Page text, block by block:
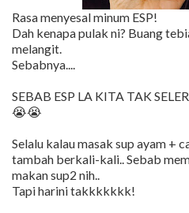
Rasa menyesal minum ESP!
Dah kenapa pulak ni? Buang
melangit.
Sebabnya....
SEBAB ESP LA KITA TAK
😭😭
Selalu kalau masak sup ayam +
tambah berkali-kali.. Sebab
makan sup2 nih..
Tapi harini takkkkkkk!